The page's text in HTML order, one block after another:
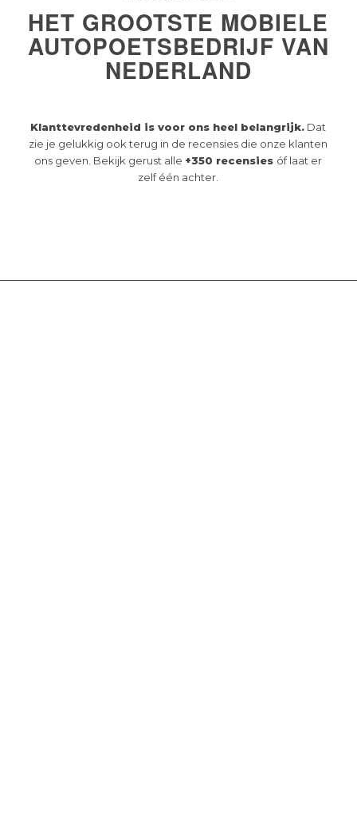
HET GROOTSTE MOBIELE
AUTOPOETSBEDRIJF VAN
NEDERLAND
Klanttevredenheid is voor ons heel belangrijk. Dat
zie je gelukkig ook terug in de recensies die onze klanten
ons geven. Bekijk gerust alle +350 recensies óf laat er
zelf één achter.